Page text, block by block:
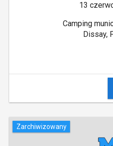
13
Camping
Dissay,
Zarchiwizowany